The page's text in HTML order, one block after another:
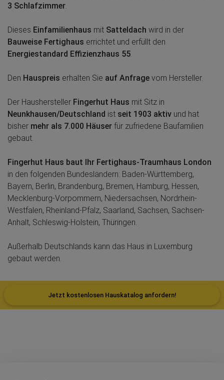
3 Schlafzimmer
Dieses Einfamilienhaus mit Satteldach wird in der
Bauweise Fertighaus errichtet und erfüllt den
Energiestandard Effizienzhaus 55
Den Hauspreis erhalten Sie auf Anfrage vom Hersteller.
Der Haushersteller Fingerhut Haus mit Sitz in
Neunkhausen/Deutschland ist seit 1903 aktiv und hat
bisher mehr als 7.000 Häuser für zufriedene Baufamilien
gebaut.
Fingerhut Haus baut Ihr Fertighaus-Traumhaus London
in den folgenden Bundesländern: Baden-Württemberg,
Bayern, Berlin, Brandenburg, Bremen, Hamburg, Hessen,
Mecklenburg-Vorpommern, Niedersachsen, Nordrhein-
Westfalen, Rheinland-Pfalz, Saarland, Sachsen, Sachsen-
Anhalt, Schleswig-Holstein, Thüringen.
Außerhalb Deutschlands kann das Haus in Luxemburg
gebaut werden.
Jetzt kostenlosen Hauskatalog anfordern!